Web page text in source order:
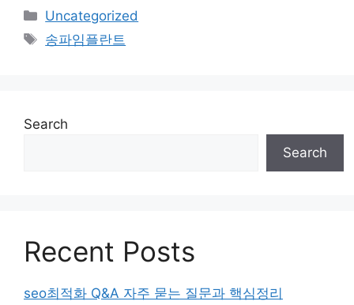
Categories
Uncategorized
Tags
송파임플란트
Search
Search
Recent Posts
seo최적화 Q&A 자주 묻는 질문과 핵심정리